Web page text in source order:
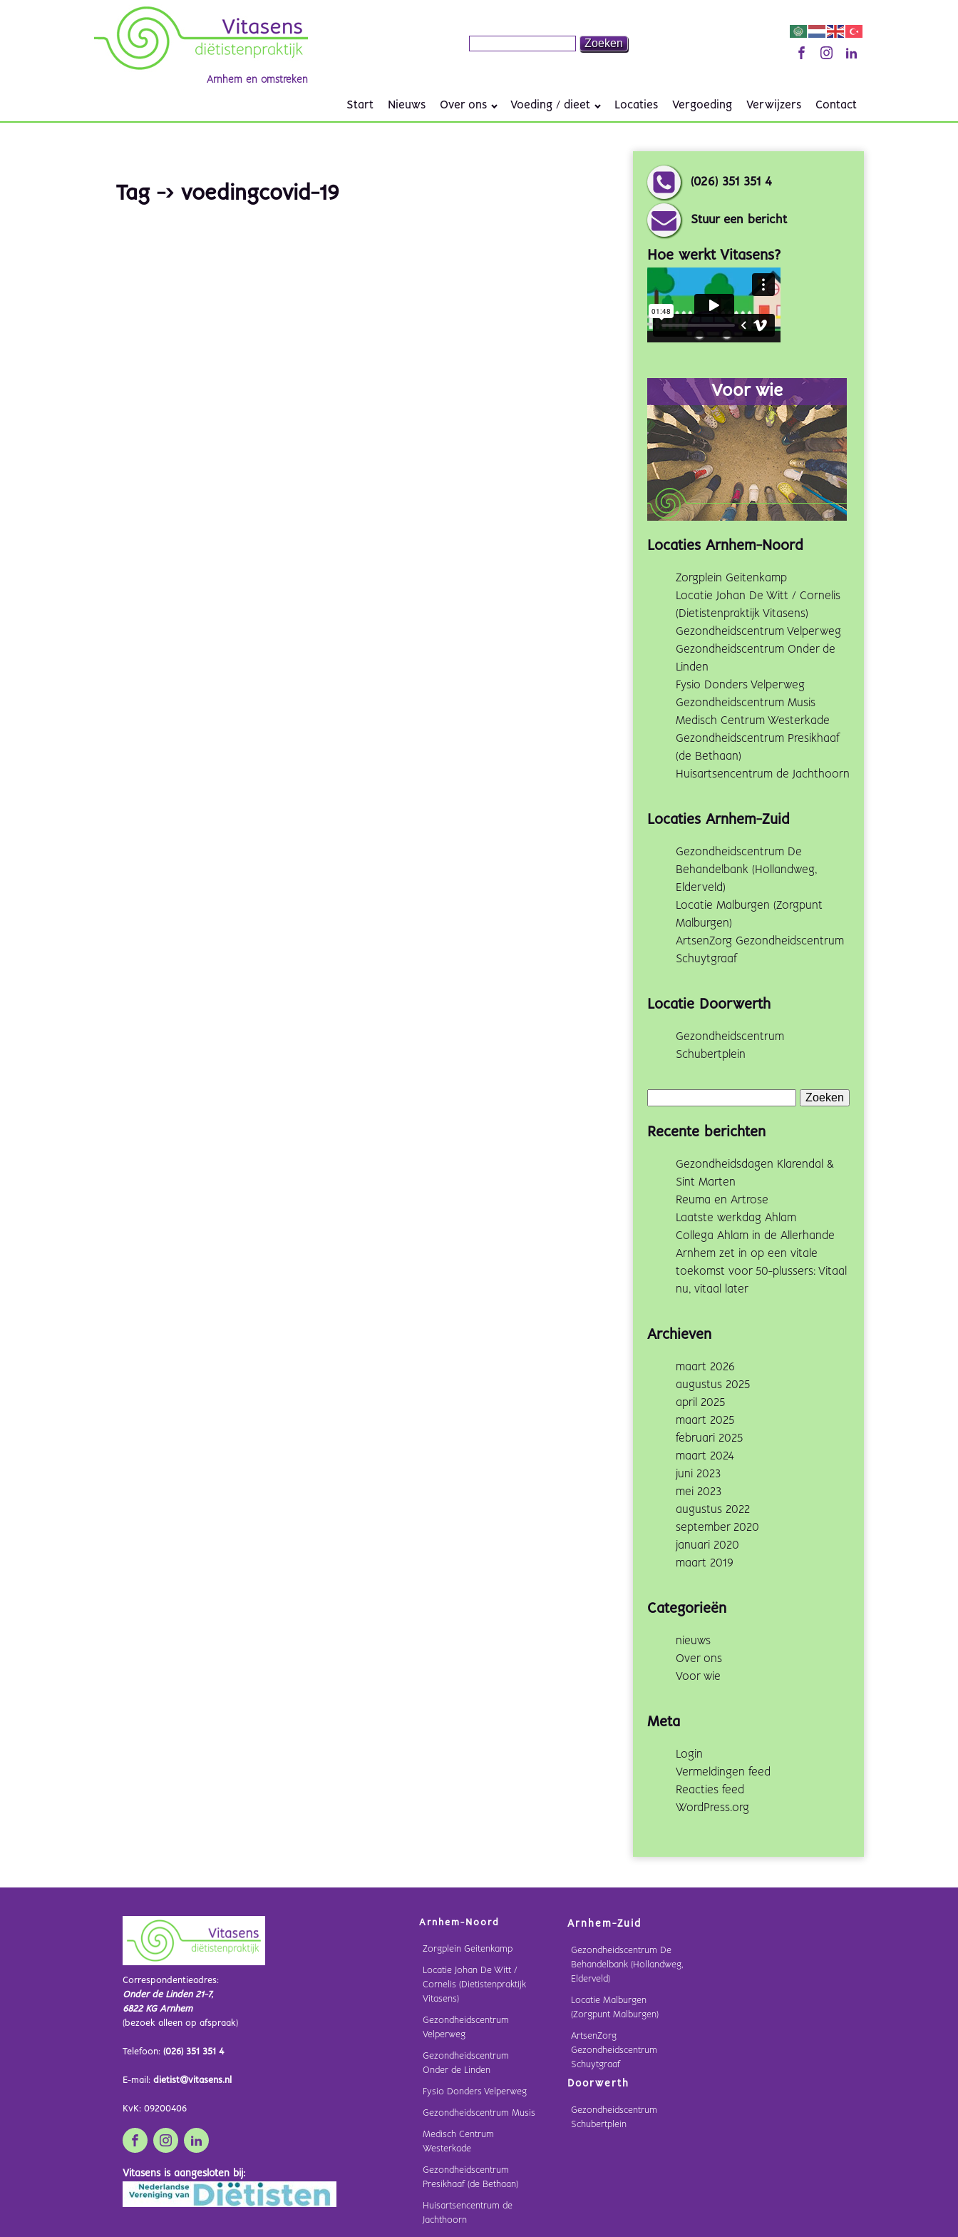
Arnhem en omstreken
Start Nieuws Over ons Voeding / dieet Locaties Vergoeding Verwijzers Contact
Tag -> voedingcovid-19
(026) 351 351 4
Stuur een bericht
Hoe werkt Vitasens?
Voor wie
Locaties Arnhem-Noord
Zorgplein Geitenkamp
Locatie Johan De Witt / Cornelis
(Dietistenpraktijk Vitasens)
Gezondheidscentrum Velperweg
Gezondheidscentrum Onder de
Linden
Fysio Donders Velperweg
Gezondheidscentrum Musis
Medisch Centrum Westerkade
Gezondheidscentrum Presikhaaf
(de Bethaan)
Huisartsencentrum de Jachthoorn
Locaties Arnhem-Zuid
Gezondheidscentrum De
Behandelbank (Hollandweg,
Elderveld)
Locatie Malburgen (Zorgpunt
Malburgen)
ArtsenZorg Gezondheidscentrum
Schuytgraaf
Locatie Doorwerth
Gezondheidscentrum
Schubertplein
Recente berichten
Gezondheidsdagen Klarendal &
Sint Marten
Reuma en Artrose
Laatste werkdag Ahlam
Collega Ahlam in de Allerhande
Arnhem zet in op een vitale
toekomst voor 50-plussers: Vitaal
nu, vitaal later
Archieven
maart 2026
augustus 2025
april 2025
maart 2025
februari 2025
maart 2024
juni 2023
mei 2023
augustus 2022
september 2020
januari 2020
maart 2019
Categorieën
nieuws
Over ons
Voor wie
Meta
Login
Vermeldingen feed
Reacties feed
WordPress.org
Correspondentieadres:
Onder de Linden 21-7,
6822 KG Arnhem
(bezoek alleen op afspraak)
Telefoon: (026) 351 351 4
E-mail: dietist@vitasens.nl
KvK: 09200406
Vitasens is aangesloten bij:
Arnhem-Noord
Zorgplein Geitenkamp
Locatie Johan De Witt /
Cornelis (Dietistenpraktijk
Vitasens)
Gezondheidscentrum
Velperweg
Gezondheidscentrum
Onder de Linden
Fysio Donders Velperweg
Gezondheidscentrum Musis
Medisch Centrum
Westerkade
Gezondheidscentrum
Presikhaaf (de Bethaan)
Huisartsencentrum de
Jachthoorn
Arnhem-Zuid
Gezondheidscentrum De
Behandelbank (Hollandweg,
Elderveld)
Locatie Malburgen
(Zorgpunt Malburgen)
ArtsenZorg
Gezondheidscentrum
Schuytgraaf
Doorwerth
Gezondheidscentrum
Schubertplein